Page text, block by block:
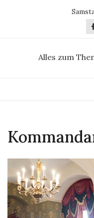
Alles zum